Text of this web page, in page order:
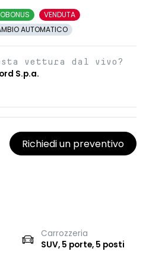
VENDUTA
AUTOMATICO
vettura dal vivo?
S.p.a.
Richiedi un preventivo
Carrozzeria
SUV, 5 porte, 5 posti